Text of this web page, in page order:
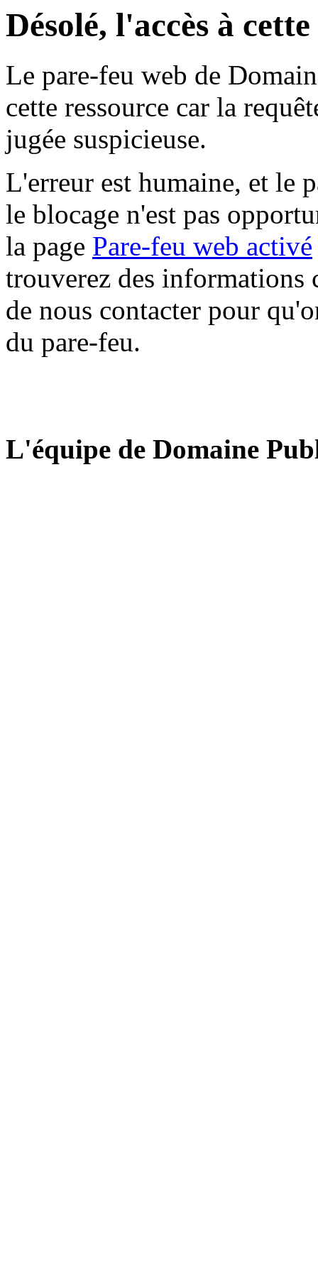
Désolé, l'accès à
Le pare-feu web de
cette ressource car la
jugée suspicieuse.
L'erreur est humaine, et le
le blocage n'est pas
la page Pare-feu web activé
trouverez des informations
de nous contacter pour
du pare-feu.
L'équipe de Domaine